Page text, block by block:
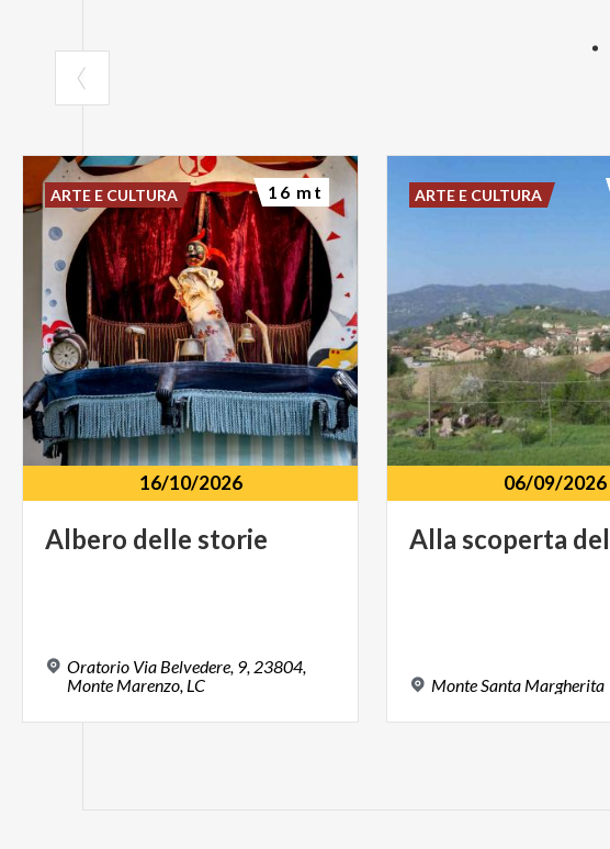
16/10/2026
Albero delle storie
Oratorio Via Belvedere, 9, 23804,
Monte Marenzo, LC
ARTE E CULTURA 16 mt
06/09/2026
Alla scoperta del
MonteSanta Margherita
ARTE E CULTURA